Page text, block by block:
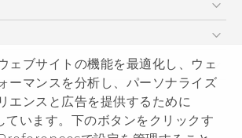
ェブサイトの機能を最適化し、ウェ
ーマンスを分析し、パーソナライズ
エンスと広告を提供するために
います。下のボタンをクリックす
ィ